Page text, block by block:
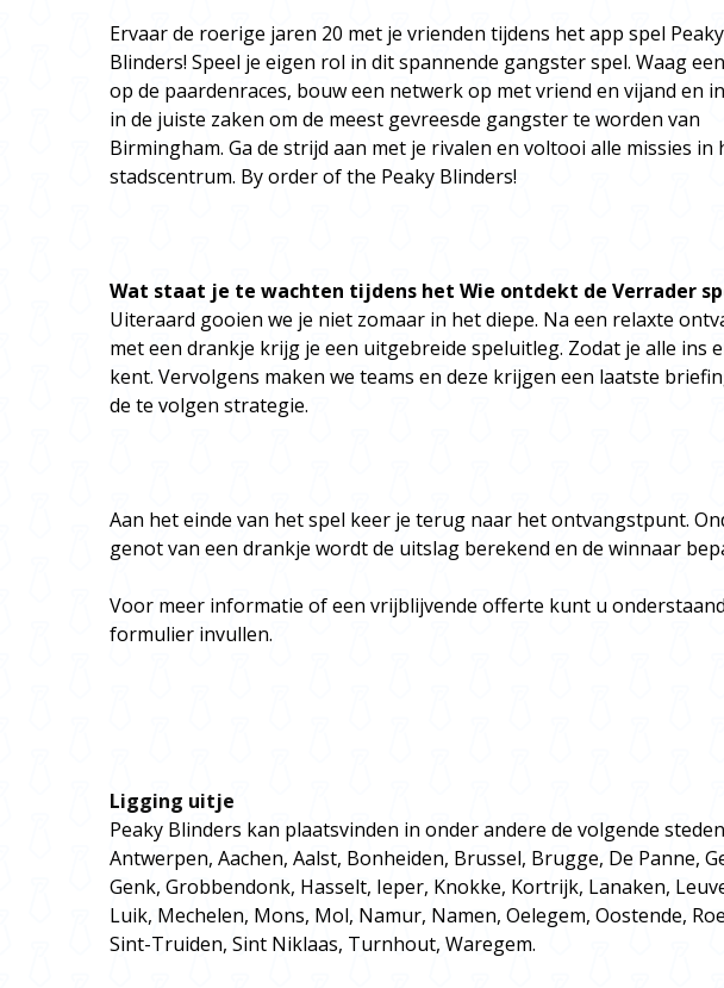
Ervaar de roerige jaren 20 met je vrienden tijdens het app spel Peaky
Blinders! Speel je eigen rol in dit spannende gangster spel. Waag
op de paardenraces, bouw een netwerk op met vriend en vijand en
in de juiste zaken om de meest gevreesde gangster te worden van
Birmingham. Ga de strijd aan met je rivalen en voltooi alle missies in
stadscentrum. By order of the Peaky Blinders!
Wat staat je te wachten tijdens het Wie ontdekt de Verrader
Uiteraard gooien we je niet zomaar in het diepe. Na een relaxte
met een drankje krijg je een uitgebreide speluitleg. Zodat je alle ins
kent. Vervolgens maken we teams en deze krijgen een laatste
de te volgen strategie.
Aan het einde van het spel keer je terug naar het ontvangstpunt.
genot van een drankje wordt de uitslag berekend en de winnaar
Voor meer informatie of een vrijblijvende offerte kunt u onderstaand
formulier invullen.
Ligging uitje
Peaky Blinders kan plaatsvinden in onder andere de volgende
Antwerpen, Aachen, Aalst, Bonheiden, Brussel, Brugge, De Panne,
Genk, Grobbendonk, Hasselt, Ieper, Knokke, Kortrijk, Lanaken,
Luik, Mechelen, Mons, Mol, Namur, Namen, Oelegem, Oostende,
Sint-Truiden, Sint Niklaas, Turnhout, Waregem.